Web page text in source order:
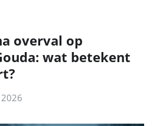
overval op
wat betekent